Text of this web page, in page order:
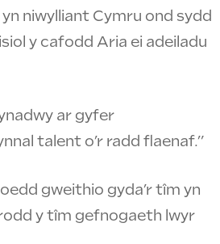
niwylliant Cymru ond sydd
y cafodd Aria ei adeiladu
ar gyfer
talent o’r radd flaenaf.”
gweithio gyda’r tîm yn
y tîm gefnogaeth lwyr